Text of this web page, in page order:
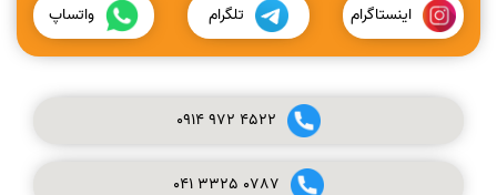
اینستاگرام تلگرام واتساپ
0914972 4522
041 3325 0787